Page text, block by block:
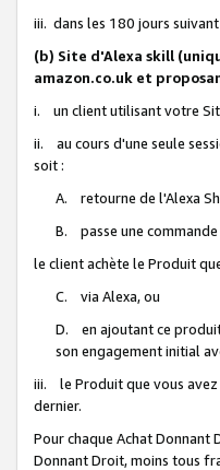
iii. dans les 180 jours
(b) Site d'Alexa skill
amazon.co.uk et
i. un client utilisant votre
ii. au cours d'une seule
soit :
A. retourne de l'Alexa
B. passe une
le client achète le Produit
C. via Alexa, ou
D. en ajoutant ce produit
son engagement initial
iii. le Produit que vous avez
dernier.
Pour chaque Achat Donnant
Donnant Droit, moins tous